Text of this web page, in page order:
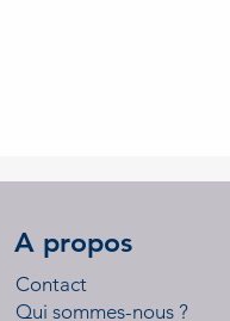
A propos
Contact
Qui sommes-nous ?